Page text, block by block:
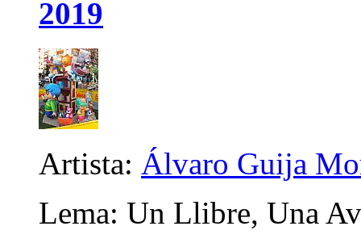
2019
Artista: Álvaro Guija
Lema: Un Llibre, Una